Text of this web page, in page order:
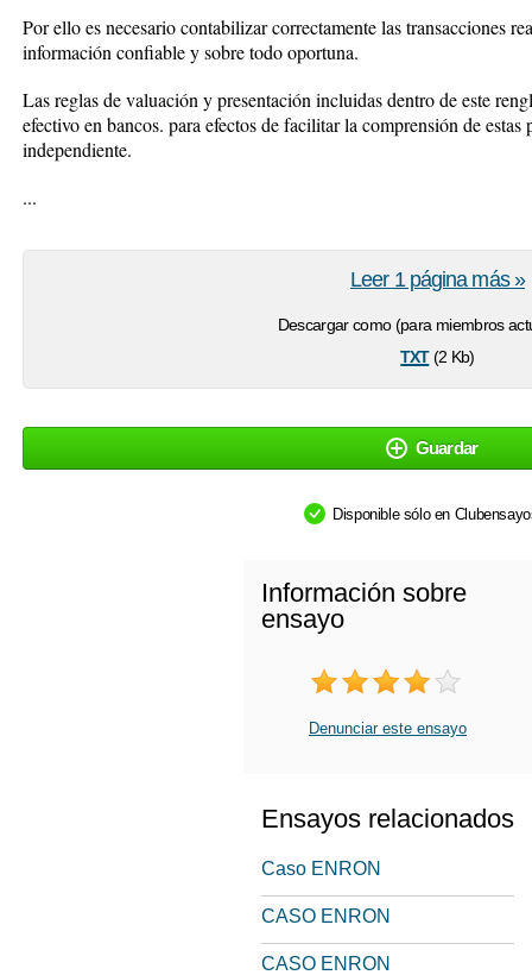
Por ello es necesario contabilizar correctamente las transacciones
información confiable y sobre todo oportuna.
Las reglas de valuación y presentación incluidas dentro de este
efectivo en bancos. para efectos de facilitar la comprensión de estas
independiente.
...
Descargar como (para miembros
txt(2 Kb)
Leer 1 página más »
Guardar
Disponible sólo en
Información sobre
ensayo
Denunciar este ensayo
Ensayos relacionados
Caso ENRON
CASO ENRON
CASO ENRON